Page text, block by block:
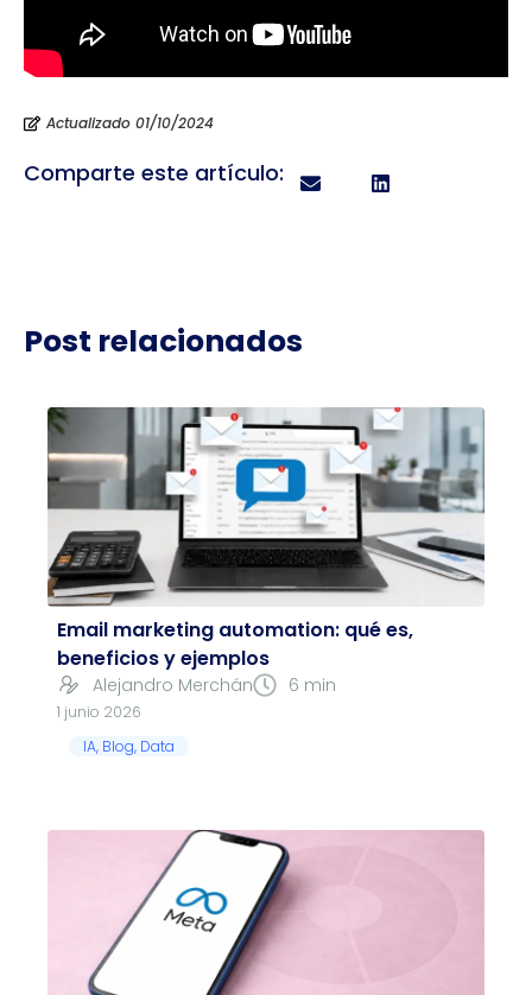
Actualizado 01/10/2024
Comparte este artículo:
Post relacionados
Email marketing automation: qué es,
beneficios y ejemplos
Alejandro Merchán 6 min
1 junio 2026
IA, Blog, Data